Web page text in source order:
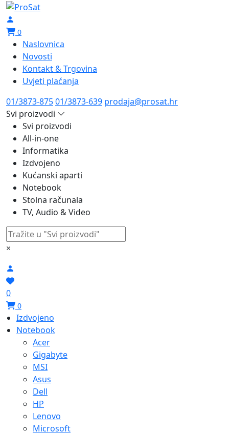
0
Naslovnica
Novosti
Kontakt & Trgovina
Uvjeti plaćanja
01/3873-87501/3873-639 prodaja@prosat.hr
Svi proizvodi
Svi proizvodi
All-in-one
Informatika
Izdvojeno
Kućanski aparti
Notebook
Stolna računala
TV, Audio & Video
×
0
0
Izdvojeno
Notebook
Acer
Gigabyte
MSI
Asus
Dell
HP
Lenovo
Microsoft